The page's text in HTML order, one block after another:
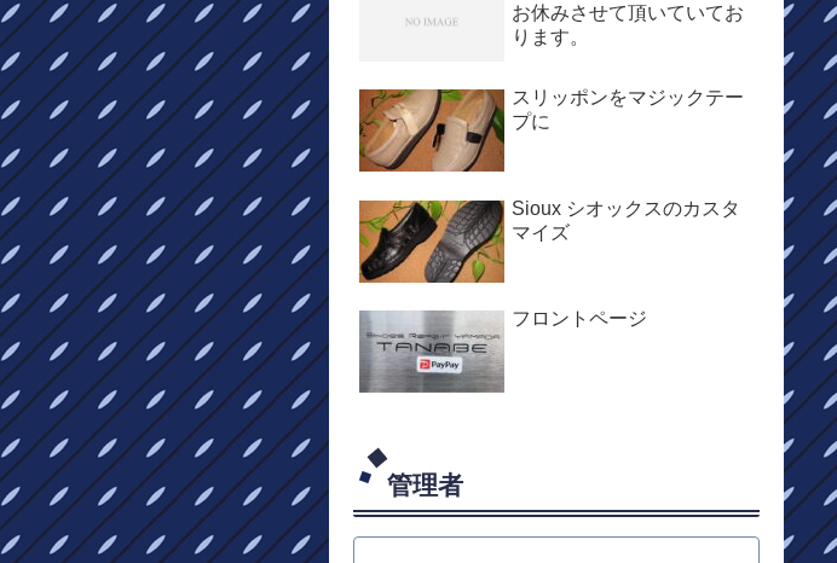
お休みさせて頂いていてお
ります。
スリッポンをマジックテー
プに
Sioux シオックスのカスタ
マイズ
フロントページ
管理者